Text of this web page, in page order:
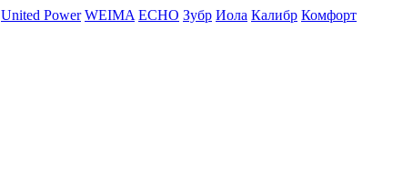
United Power WEIMA ЕСНО Зубр Иола Калибр Комфорт